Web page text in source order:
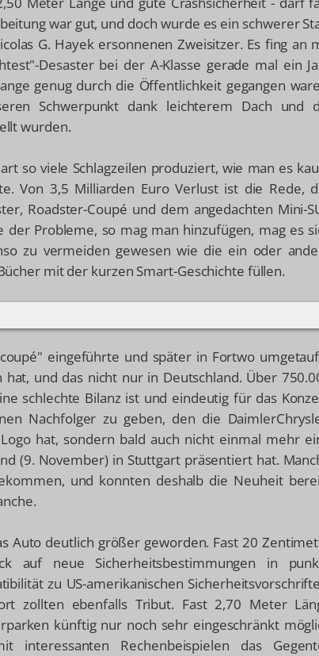
war gut, und doch wurde es ein schwerer
G. Hayek ersonnenen Zweisitzer. Es fing an
Desaster bei der A-Klasse gerade mal ein
genug durch die Öffentlichkeit gegangen
Schwerpunkt dank leichterem Dach und
wurden.
so viele Schlagzeilen produziert, wie man es
Von 3,5 Milliarden Euro Verlust ist die Rede,
Roadster-Coupé und dem angedachten Mini-
Probleme, so mag man hinzufügen, mag es
zu vermeiden gewesen wie die ein oder
mit der kurzen Smart-Geschichte füllen.
eingeführte und später in Fortwo
und das nicht nur in Deutschland. Über
schlechte Bilanz ist und eindeutig für das
Nachfolger zu geben, den die
hat, sondern bald auch nicht einmal mehr
(9. November) in Stuttgart präsentiert hat.
und konnten deshalb die Neuheit
Auto deutlich größer geworden. Fast 20
auf neue Sicherheitsbestimmungen in
zu US-amerikanischen
zollten ebenfalls Tribut. Fast 2,70 Meter
künftig nur noch sehr eingeschränkt
Rechenbeispielen das